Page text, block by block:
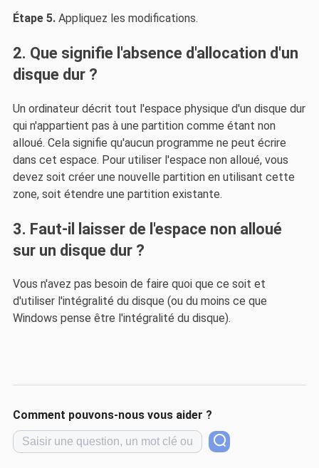
Étape 5.Appliquez les modifications.
2. Que signifie l'absence d'allocation d'un
disque dur ?
Un ordinateur décrit tout l'espace physique d'un disque dur
qui n'appartient pas à une partition comme étant non
alloué. Cela signifie qu'aucun programme ne peut écrire
dans cet espace. Pour utiliser l'espace non alloué, vous
devez soit créer une nouvelle partition en utilisant cette
zone, soit étendre une partition existante.
3. Faut-il laisser de l'espace non alloué
sur un disque dur ?
Vous n'avez pas besoin de faire quoi que ce soit et
d'utiliser l'intégralité du disque (ou du moins ce que
Windows pense être l'intégralité du disque).
Comment pouvons-nous vous aider ?